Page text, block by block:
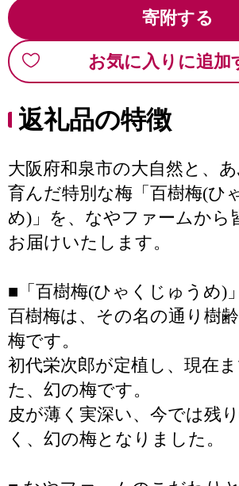
寄附する
お気に入りに追加
返礼品の特徴
大阪府和泉市の大自然と、
育んだ特別な梅「百樹梅(ひ
め)」を、なやファームから
お届けいたします。
■「百樹梅(ひゃくじゅうめ)
百樹梅は、その名の通り樹
梅です。
初代栄次郎が定植し、現在
た、幻の梅です。
皮が薄く実深い、今では残
く、幻の梅となりました。